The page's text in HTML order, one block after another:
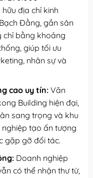
địa chỉ kinh
Đằng, gần sân
chỉ bằng khoảng
giúp tối ưu
nhân sự và
cao uy tín:Văn
Building hiện đại,
sang trọng và khu
tạo ấn tượng
gặp gỡ đối tác.
Doanh nghiệp
có thể nhận thư từ,